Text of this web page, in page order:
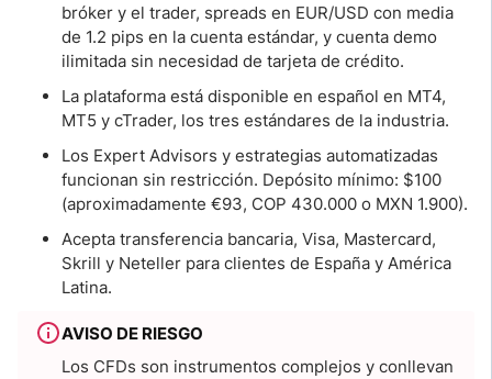
bróker y el trader, spreads en EUR/USD con media
de 1.2 pips en la cuenta estándar, y cuenta demo
ilimitada sin necesidad de tarjeta de crédito.
La plataforma está disponible en español en MT4,
MT5 y cTrader, los tres estándares de la industria.
Los Expert Advisors y estrategias automatizadas
funcionan sin restricción. Depósito mínimo: $100
(aproximadamente €93, COP 430.000 o MXN 1.900).
Acepta transferencia bancaria, Visa, Mastercard,
Skrill y Neteller para clientes de España y América
Latina.
AVISO DE RIESGO
Los CFDs son instrumentos complejos y conllevan